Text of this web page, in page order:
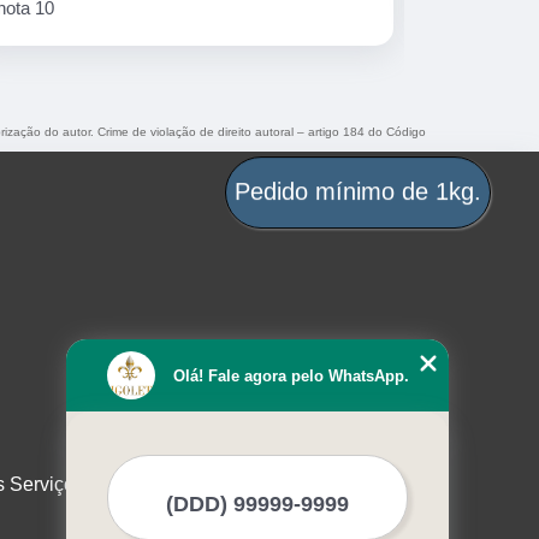
do autor. Crime de violação de direito autoral – artigo 184 do Código
Serviços
Olá! Fale agora pelo WhatsApp.
Pedido mínimo de 1kg.